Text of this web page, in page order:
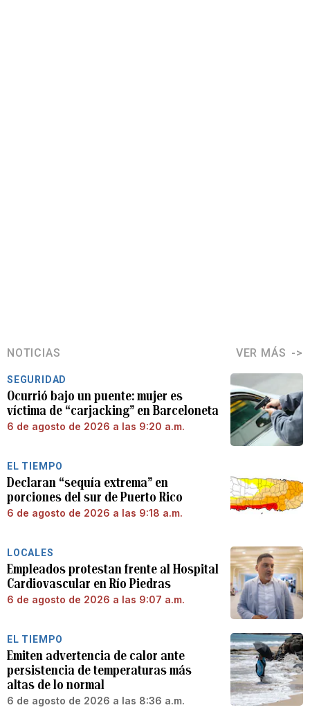
NOTICIAS VER MÁS
SEGURIDAD
Ocurrió bajo un puente: mujer es
víctima de “carjacking” en Barceloneta
6 de agosto de 2026 a las 9:20 a.m.
EL TIEMPO
Declaran “sequía extrema” en
porciones del sur de Puerto Rico
6 de agosto de 2026 a las 9:18 a.m.
LOCALES
Empleados protestan frente al Hospital
Cardiovascular en Río Piedras
6 de agosto de 2026 a las 9:07 a.m.
EL TIEMPO
Emiten advertencia de calor ante
persistencia de temperaturas más
altas de lo normal
6 de agosto de 2026 a las 8:36 a.m.